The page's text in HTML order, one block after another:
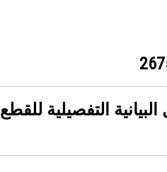
التفصيلية للقطع